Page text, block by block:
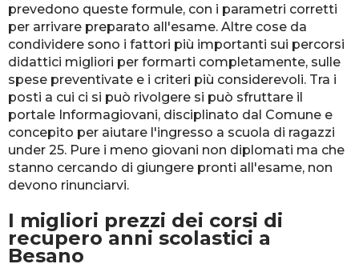
prevedono queste formule, con i parametri corretti
per arrivare preparato all'esame. Altre cose da
condividere sono i fattori più importanti sui percorsi
didattici migliori per formarti completamente, sulle
spese preventivate e i criteri più considerevoli. Tra i
posti a cui ci si può rivolgere si può sfruttare il
portale Informagiovani, disciplinato dal Comune e
concepito per aiutare l'ingresso a scuola di ragazzi
under 25. Pure i meno giovani non diplomati ma che
stanno cercando di giungere pronti all'esame, non
devono rinunciarvi.
I migliori prezzi dei corsi di
recupero anni scolastici a
Besano